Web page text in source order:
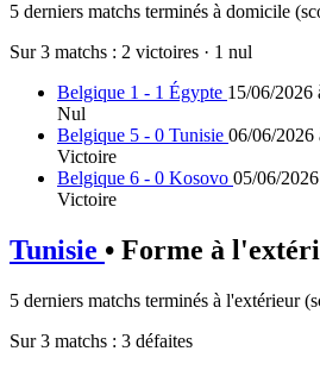
5 derniers matchs terminés à domicile
Sur 3 matchs : 2 victoires · 1 nul
Belgique 1 - 1 Égypte 15/06/2026
Nul
Belgique 5 - 0 Tunisie 06/06/2026
Victoire
Belgique 6 - 0 Kosovo 05/06/
Victoire
Tunisie • Forme à
5 derniers matchs terminés à l'extérieur
Sur 3 matchs : 3 défaites